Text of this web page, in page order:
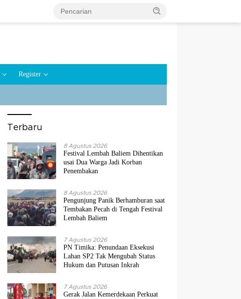
Register
Terbaru
8 Agustus 2026
Festival Lembah Baliem Dihentikan
usai Dua Warga Jadi Korban
Penembakan
8 Agustus 2026
Pengunjung Panik Berhamburan saat
Tembakan Pecah di Tengah Festival
Lembah Baliem
7 Agustus 2026
PN Timika: Penundaan Eksekusi
Lahan SP2 Tak Mengubah Status
Hukum dan Putusan Inkrah
7 Agustus 2026
Gerak Jalan Kemerdekaan Perkuat